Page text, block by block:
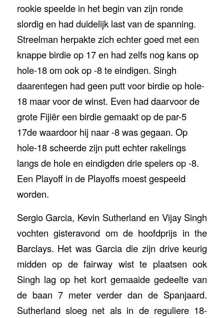
rookie speelde in het begin van zijn ronde
slordig en had duidelijk last van de spanning.
Streelman herpakte zich echter goed met een
knappe birdie op 17 en had zelfs nog kans op
hole-18 om ook op -8 te eindigen. Singh
daarentegen had geen putt voor birdie op hole-
18 maar voor de winst. Even had daarvoor de
grote Fijiër een birdie gemaakt op de par-5
17de waardoor hij naar -8 was gegaan. Op
hole-18 scheerde zijn putt echter rakelings
langs de hole en eindigden drie spelers op -8.
Een Playoff in de Playoffs moest gespeeld
worden.
Sergio Garcia, Kevin Sutherland en Vijay Singh
vochten gisteravond om de hoofdprijs in the
Barclays. Het was Garcia die zijn drive keurig
midden op de fairway wist te plaatsen ook
Singh lag op het kort gemaaide gedeelte van
de baan 7 meter verder dan de Spanjaard.
Sutherland sloeg net als in de reguliere 18-